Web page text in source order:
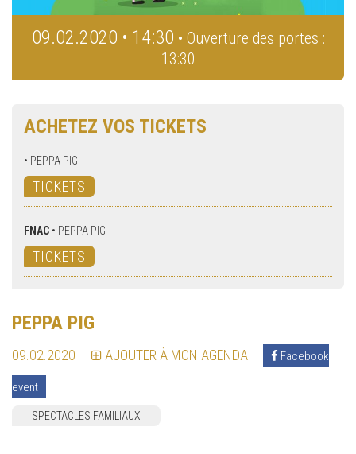
09.02.2020 • 14:30 • Ouverture des portes :
13:30
ACHETEZ VOS TICKETS
• PEPPA PIG
TICKETS
FNAC • PEPPA PIG
TICKETS
PEPPA PIG
09.02.2020 AJOUTER À MON AGENDA Facebook
event
SPECTACLES FAMILIAUX